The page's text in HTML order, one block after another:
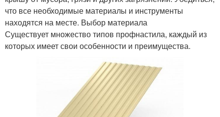
что все необходимые материалы и инструменты
находятся на месте. Выбор материала
Существует множество типов профнастила, каждый из
которых имеет свои особенности и преимущества.